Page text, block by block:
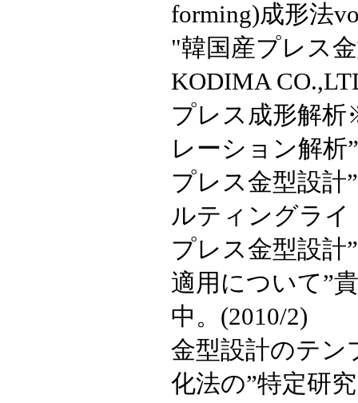
forming)成形法
"韓国産プレス
KODIMA
プレス成形解
レーション解析
プレス金型設計
ルティングライ
プレス金型設計
適用について”
中。(2010/2)
金型設計のテン
化法の”特定研